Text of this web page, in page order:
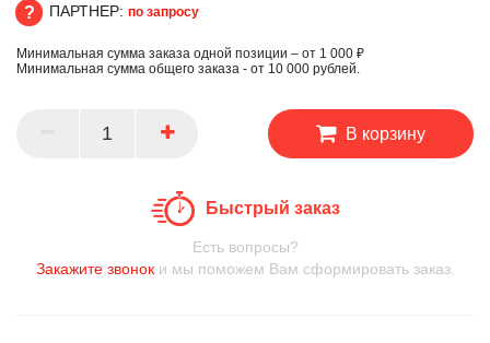
ОПТ
ПАРТНЕР
ПАРТНЕР: по запросу
Минимальная сумма заказа одной позиции – от 1 000 ₽
Минимальная сумма общего заказа - от 10 000 рублей.
В корзину
Быстрый заказ
Есть вопросы?
Закажите звоноки мы поможем Вам сформировать заказ.